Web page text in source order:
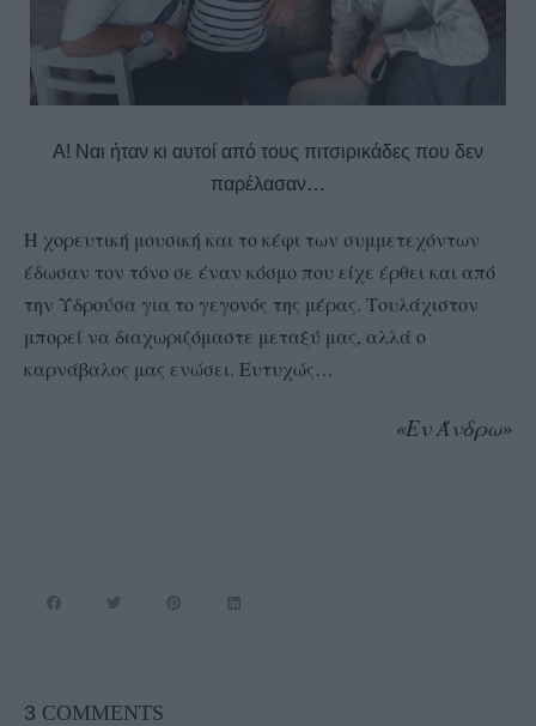
Α! Ναι ήταν κι αυτοί από τους πιτσιρικάδες που δεν
παρέλασαν…
Η χορευτική μουσική και το κέφι των συμμετεχόντων
έδωσαν τον τόνο σε έναν κόσμο που είχε έρθει και από
την Υδρούσα για το γεγονός της μέρας. Τουλάχιστον
μπορεί να διαχωριζόμαστε μεταξύ μας, αλλά ο
καρνάβαλος μας ενώσει. Ευτυχώς…
«Εν Άνδρω»
3 COMMENTS